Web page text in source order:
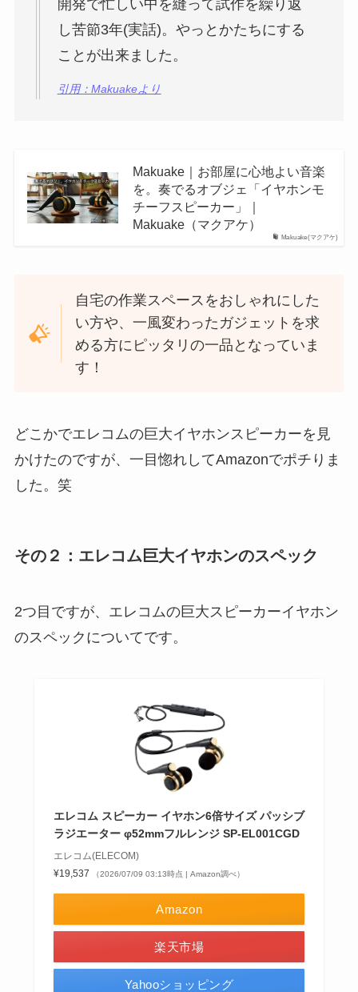
開発で忙しい中を縫って試作を繰り返
し苦節3年(実話)。やっとかたちにする
ことが出来ました。
引用：Makuakeより
Makuake(マクアケ)
Makuake｜お部屋に心地よい音楽
を。奏でるオブジェ「イヤホンモ
チーフスピーカー」｜
Makuake（マクアケ）
自宅の作業スペースをおしゃれにした
い方や、一風変わったガジェットを求
める方にピッタリの一品となっていま
す！
どこかでエレコムの巨大イヤホンスピーカーを見
かけたのですが、一目惚れしてAmazonでポチりま
した。笑
その２：エレコム巨大イヤホンのスペック
2つ目ですが、エレコムの巨大スピーカーイヤホン
のスペックについてです。
エレコム スピーカー イヤホン6倍サイズ パッシブ
ラジエーター φ52mmフルレンジ SP-EL001CGD
エレコム(ELECOM)
¥19,537
（2026/07/09 03:13時点 | Amazon調べ）
Amazon
楽天市場
Yahooショッピング